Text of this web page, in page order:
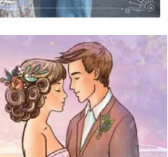
С Детьми